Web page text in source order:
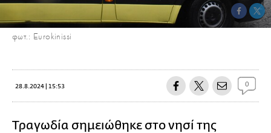
φωτ.: Eurokinissi
28.8.2024 | 15:53 0
Τραγωδία σημειώθηκε στο νησί της